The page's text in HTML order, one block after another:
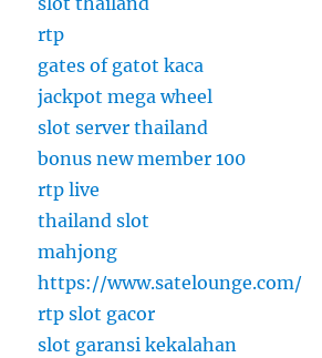
rtp
gates of gatot kaca
jackpot mega wheel
slot server thailand
bonus new member 100
rtp live
thailand slot
mahjong
https://www.satelounge.com/
rtp slot gacor
slot garansi kekalahan